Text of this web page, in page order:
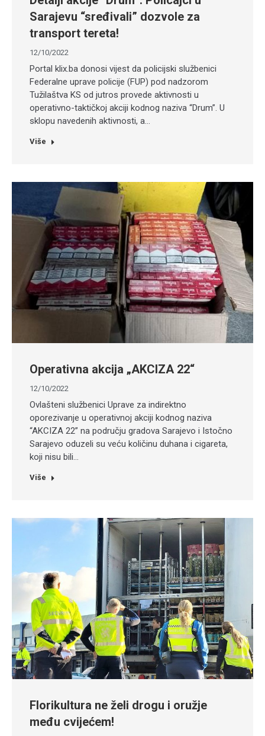
Sarajevu “sređivali” dozvole za
transport tereta!
12/10/2022
Portal klix.ba donosi vijest da policijski službenici
Federalne uprave policije (FUP) pod nadzorom
Tužilaštva KS od jutros provede aktivnosti u
operativno-taktičkoj akciji kodnog naziva “Drum”. U
sklopu navedenih aktivnosti, a…
Više
Operativna akcija „AKCIZA 22“
12/10/2022
Ovlašteni službenici Uprave za indirektno
oporezivanje u operativnoj akciji kodnog naziva
“AKCIZA 22” na području gradova Sarajevo i Istočno
Sarajevo oduzeli su veću količinu duhana i cigareta,
koji nisu bili…
Više
Florikultura ne želi drogu i oružje
među cvijećem!